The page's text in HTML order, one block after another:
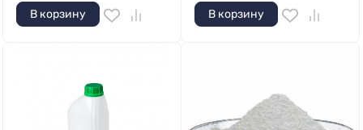
В корзину В корзину